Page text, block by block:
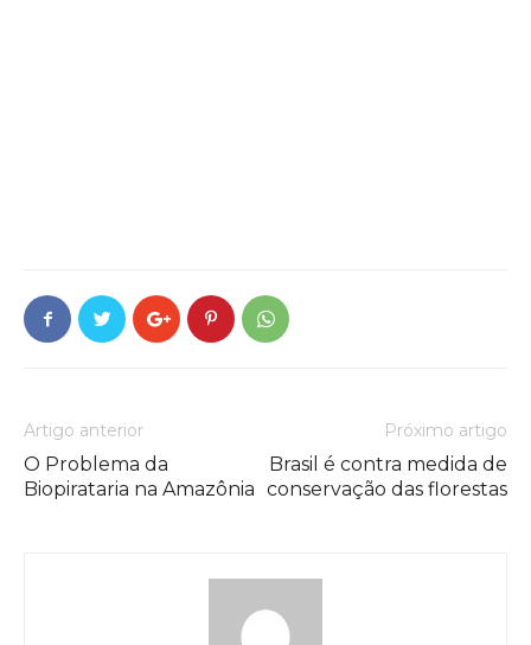
Artigo anterior
O Problema da
Biopirataria na Amazônia
Próximo artigo
Brasil é contra medida de
conservação das florestas